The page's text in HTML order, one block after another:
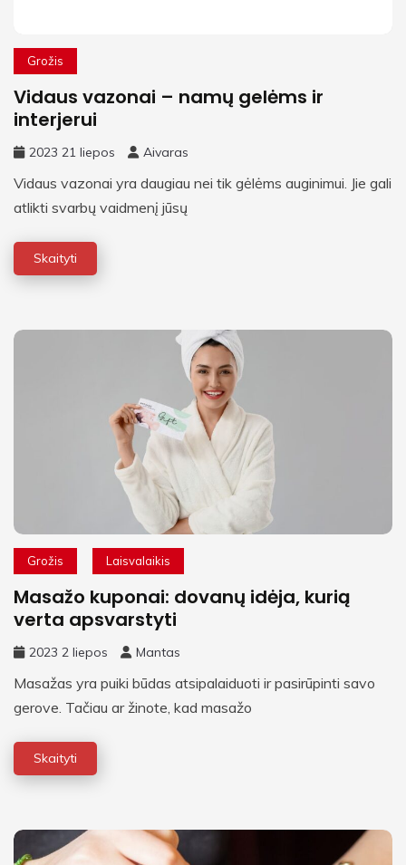
Grožis
Vidaus vazonai – namų gelėms ir
interjerui
2023 21 liepos Aivaras
Vidaus vazonai yra daugiau nei tik gėlėms auginimui. Jie gali
atlikti svarbų vaidmenį jūsų
Skaityti
Grožis Laisvalaikis
Masažo kuponai: dovanų idėja, kurią
verta apsvarstyti
2023 2 liepos Mantas
Masažas yra puiki būdas atsipalaiduoti ir pasirūpinti savo
gerove. Tačiau ar žinote, kad masažo
Skaityti